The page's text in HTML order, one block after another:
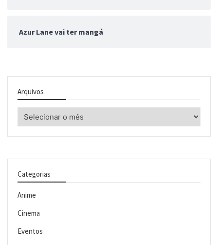
Azur Lane vai ter mangá
Arquivos
Categorias
Anime
Cinema
Eventos